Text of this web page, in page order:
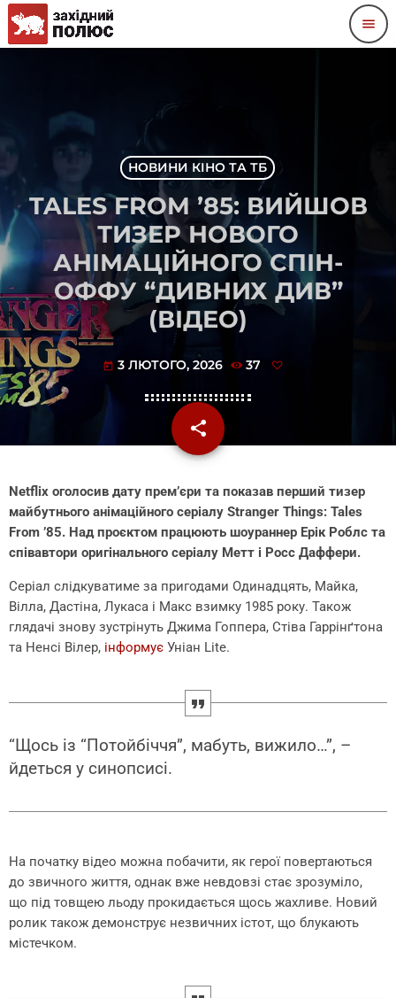
menu
НОВИНИ КІНО ТА ТБ
TALES FROM ’85: ВИЙШОВ
ТИЗЕР НОВОГО
АНІМАЦІЙНОГО СПІН-
ОФФУ “ДИВНИХ ДИВ”
(ВІДЕО)
today 3 ЛЮТОГО, 2026 37
share
email
Netflix оголосив дату прем’єри та показав перший тизер
майбутнього анімаційного серіалу Stranger Things: Tales
From ’85. Над проєктом працюють шоураннер Ерік Роблс та
співавтори оригінального серіалу Метт і Росс Даффери.
Серіал слідкуватиме за пригодами Одинадцять, Майка,
Вілла, Дастіна, Лукаса і Макс взимку 1985 року. Також
глядачі знову зустрінуть Джима Гоппера, Стіва Гаррінґтона
та Ненсі Вілер, інформує Уніан Lite.
“Щось із “Потойбіччя”, мабуть, вижило…”, –
йдеться у синопсисі.
На початку відео можна побачити, як герої повертаються
до звичного життя, однак вже невдовзі стає зрозуміло,
що під товщею льоду прокидається щось жахливе. Новий
ролик також демонструє незвичних істот, що блукають
містечком.